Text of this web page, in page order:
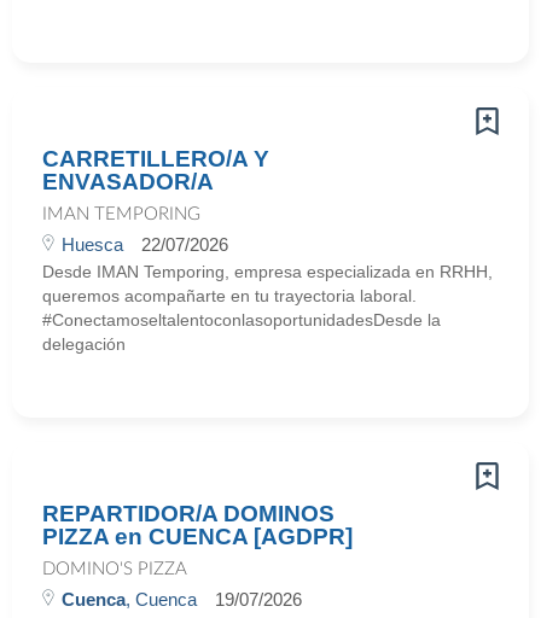
CARRETILLERO/A Y
ENVASADOR/A
IMAN TEMPORING
Huesca 22/07/2026
Desde IMAN Temporing, empresa especializada en RRHH,
queremos acompañarte en tu trayectoria laboral.
#ConectamoseltalentoconlasoportunidadesDesde la
delegación
REPARTIDOR/A DOMINOS
PIZZA en CUENCA [AGDPR]
DOMINO'S PIZZA
Cuenca, Cuenca 19/07/2026